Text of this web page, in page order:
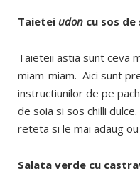
Taietei udon cu sos de
Taieteii astia sunt ceva
miam-miam. Aici sunt
instructiunilor de pe
de soia si sos chilli
reteta si le mai adaug
Salata verde cu